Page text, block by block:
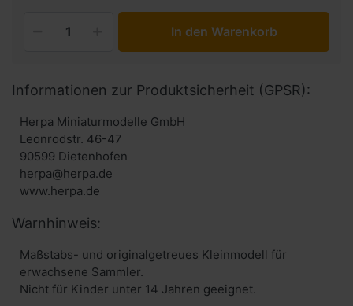
In den Warenkorb
Informationen zur Produktsicherheit (GPSR):
Herpa Miniaturmodelle GmbH
Leonrodstr. 46-47
90599 Dietenhofen
herpa@herpa.de
www.herpa.de
Warnhinweis:
Maßstabs- und originalgetreues Kleinmodell für
erwachsene Sammler.
Nicht für Kinder unter 14 Jahren geeignet.